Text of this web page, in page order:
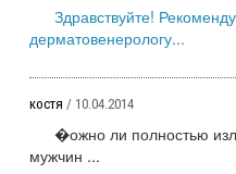
Здравствуйте!
дерматовенерологу...
костя / 10.04.2014
�ожно ли полностью
мужчин ...